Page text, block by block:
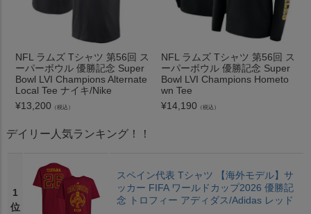
NFL ラムズ Tシャツ 第56回 ス
ーパーボウル 優勝記念 Super
Bowl LVI Champions Alternate
Local Tee ナイキ/Nike
¥13,200 （税込）
NFL ラムズ Tシャツ 第56回 ス
ーパーボウル 優勝記念 Super
Bowl LVI Champions Hometo
wn Tee
¥14,190 （税込）
デイリー人気ランキング！！
1
位
スペイン代表 Tシャツ 【海外モデル】サ
ッカー FIFA ワールドカップ2026 優勝記
念 トロフィー アディダス/Adidas レッド